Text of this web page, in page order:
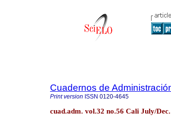
Cuadernos de
Print version ISSN 0120-4645
cuad.adm. vol.32 no.56 Cali July/